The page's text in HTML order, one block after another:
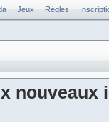
Jeux Règles
nouveaux